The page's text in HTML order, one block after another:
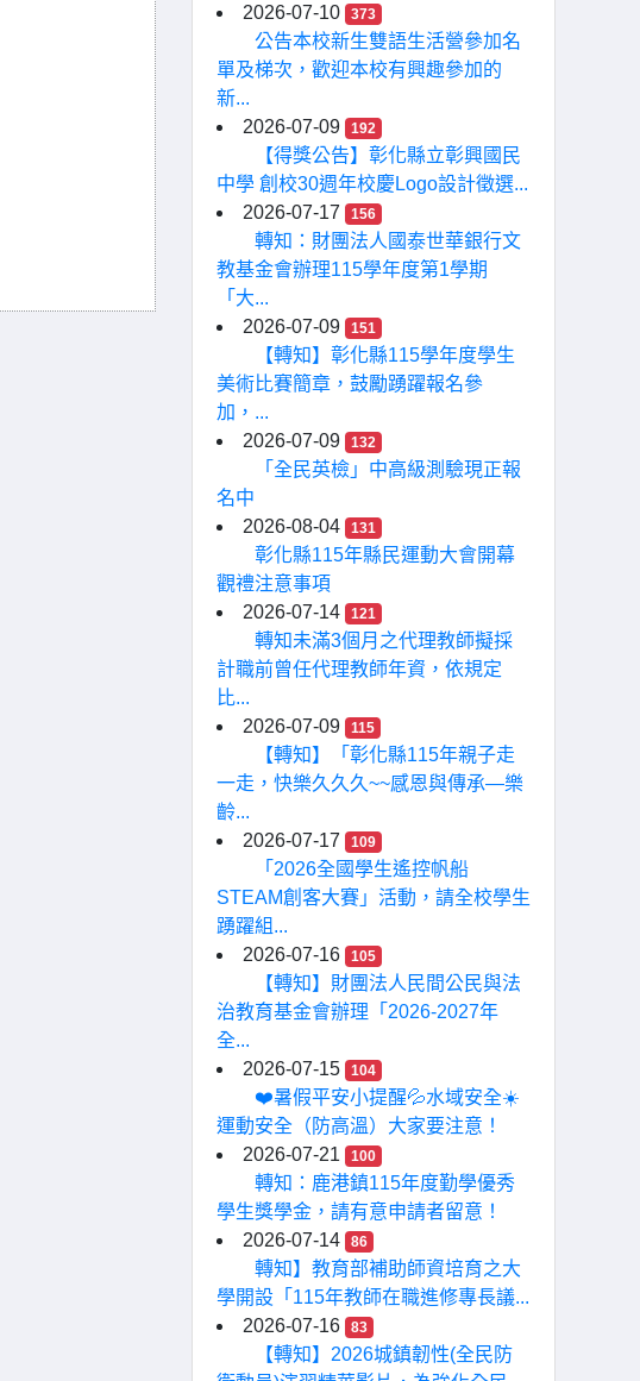
2026-07-10
373
公告本校新生雙語生活營參加名
單及梯次，歡迎本校有興趣參加的
新...
2026-07-09
192
【得獎公告】彰化縣立彰興國民
中學 創校30週年校慶Logo設計徵選...
2026-07-17
156
轉知：財團法人國泰世華銀行文
教基金會辦理115學年度第1學期
「大...
2026-07-09
151
【轉知】彰化縣115學年度學生
美術比賽簡章，鼓勵踴躍報名參
加，...
2026-07-09
132
「全民英檢」中高級測驗現正報
名中
2026-08-04
131
彰化縣115年縣民運動大會開幕
觀禮注意事項
2026-07-14
121
轉知未滿3個月之代理教師擬採
計職前曾任代理教師年資，依規定
比...
2026-07-09
115
【轉知】「彰化縣115年親子走
一走，快樂久久久~~感恩與傳承—樂
齡...
2026-07-17
109
「2026全國學生遙控帆船
STEAM創客大賽」活動，請全校學生
踴躍組...
2026-07-16
105
【轉知】財團法人民間公民與法
治教育基金會辦理「2026-2027年
全...
2026-07-15
104
❤️暑假平安小提醒💦水域安全☀️
運動安全（防高溫）大家要注意！
2026-07-21
100
轉知：鹿港鎮115年度勤學優秀
學生獎學金，請有意申請者留意！
2026-07-14
86
轉知】教育部補助師資培育之大
學開設「115年教師在職進修專長議...
2026-07-16
83
【轉知】2026城鎮韌性(全民防